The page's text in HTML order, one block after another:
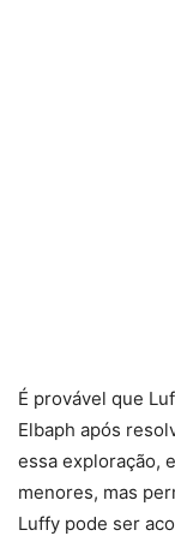
É provável que
Elbaph após
essa exploração,
menores, mas
Luffy pode ser